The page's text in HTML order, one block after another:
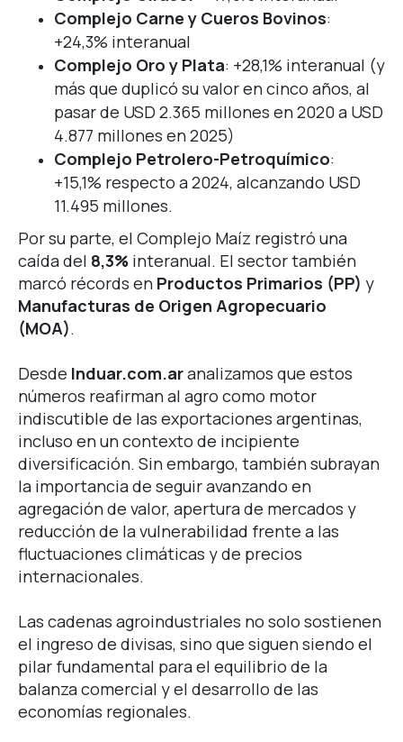
Complejo Carne y Cueros Bovinos:
+24,3% interanual
Complejo Oro y Plata: +28,1% interanual (y
más que duplicó su valor en cinco años, al
pasar de USD 2.365 millones en 2020 a USD
4.877 millones en 2025)
Complejo Petrolero-Petroquímico:
+15,1% respecto a 2024, alcanzando USD
11.495 millones.
Por su parte, el Complejo Maíz registró una
caída del 8,3% interanual. El sector también
marcó récords en Productos Primarios (PP) y
Manufacturas de Origen Agropecuario
(MOA).
Desde Induar.com.aranalizamos que estos
números reafirman al agro como motor
indiscutible de las exportaciones argentinas,
incluso en un contexto de incipiente
diversificación. Sin embargo, también subrayan
la importancia de seguir avanzando en
agregación de valor, apertura de mercados y
reducción de la vulnerabilidad frente a las
fluctuaciones climáticas y de precios
internacionales.
Las cadenas agroindustriales no solo sostienen
el ingreso de divisas, sino que siguen siendo el
pilar fundamental para el equilibrio de la
balanza comercial y el desarrollo de las
economías regionales.